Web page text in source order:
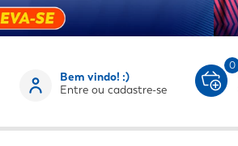
Bem vindo! :)
Entre ou cadastre-se
0